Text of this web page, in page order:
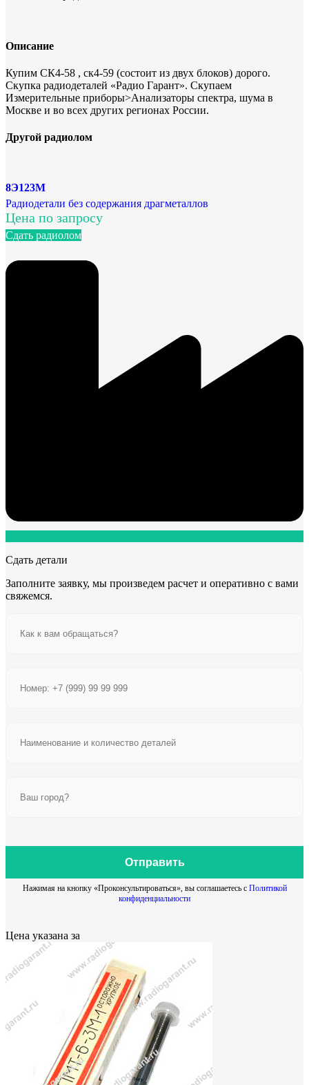
Описание
Купим СК4-58 , ск4-59 (состоит из двух блоков) дорого.
Скупка радиодеталей «Радио Гарант». Скупаем
Измерительные приборы>Анализаторы спектра, шума в
Москве и во всех других регионах России.
Другой радиолом
8Э123М
Радиодетали без содержания драгметаллов
Цена по запросу
Сдать радиолом
Сдать детали
Заполните заявку, мы произведем расчет и оперативно с вами
свяжемся.
Отправить
Нажимая на кнопку «Проконсультироваться», вы соглашаетесь с Политикой
конфиденциальности
Цена указана за